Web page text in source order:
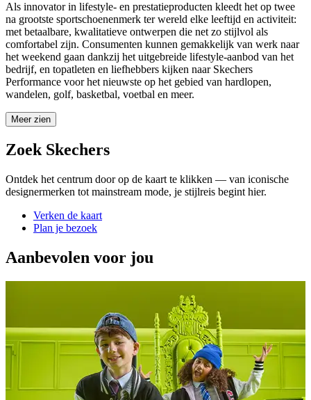
Als innovator in lifestyle- en prestatieproducten kleedt het op twee
na grootste sportschoenenmerk ter wereld elke leeftijd en activiteit:
met betaalbare, kwalitatieve ontwerpen die net zo stijlvol als
comfortabel zijn. Consumenten kunnen gemakkelijk van werk naar
het weekend gaan dankzij het uitgebreide lifestyle-aanbod van het
bedrijf, en topatleten en liefhebbers kijken naar Skechers
Performance voor het nieuwste op het gebied van hardlopen,
wandelen, golf, basketbal, voetbal en meer.
Meer zien
Zoek Skechers
Ontdek het centrum door op de kaart te klikken — van iconische
designermerken tot mainstream mode, je stijlreis begint hier.
Verken de kaart
Plan je bezoek
Aanbevolen voor jou